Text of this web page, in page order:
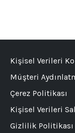
Kişisel Verileri
Müşteri
Çerez Politikası
Kişisel Verileri
Gizlilik Politikası